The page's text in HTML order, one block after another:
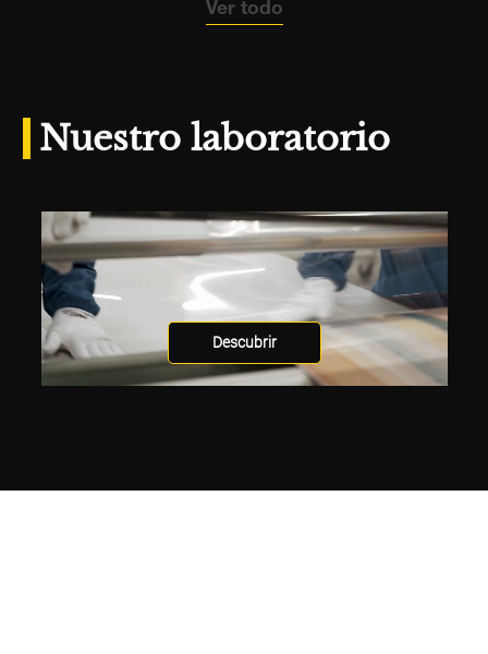
Ver todo
Nuestro laboratorio
Descubrir